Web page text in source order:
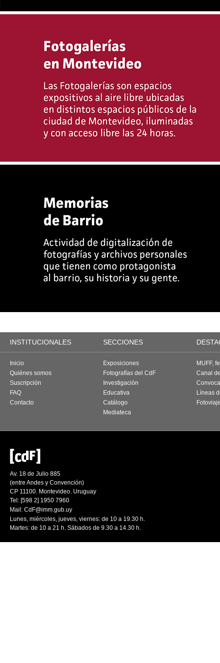
INSTITUCIONALES SECCIONES
Inicio
Quiénes somos
Suscripción
FAQ
Contacto
Exposiciones
Fotografías del CdF
Investigación
Educativa
Catálogo
Mediateca
MUFF,
Canal
Líneas
Av. 18 de Julio 885
(entre Andes y Convención)
CP 11100. Montevideo. Uruguay
Tel: [598 2] 1950 7960
Mail: CdF@imm.gub.uy
Lunes, miércoles, jueves, viernes: de 10 a 19.30 h.
Martes: de 10 a 21 h. Sábados de 9.30 a 14.30 h.